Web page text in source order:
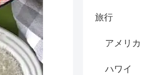
旅行
アメリカ
ハワイ